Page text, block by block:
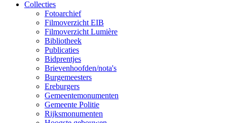
Collecties
Fotoarchief
Filmoverzicht EIB
Filmoverzicht Lumière
Bibliotheek
Publicaties
Bidprentjes
Brievenhoofden/nota's
Burgemeesters
Ereburgers
Gemeentemonumenten
Gemeente Politie
Rijksmonumenten